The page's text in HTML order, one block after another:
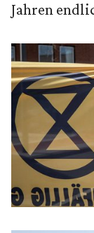
Jahren